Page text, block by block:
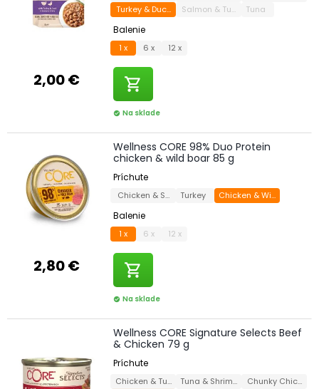
2,00 €
Turkey & Duck
Salmon & Tuna Tuna
Balenie
1 x 6 x 12 x
shopping_cart
check_circle Na sklade
2,80 €
Wellness CORE 98% Duo Protein
chicken & wild boar 85 g
Príchute
Chicken & SalmonTurkey Chicken & Wild Boar
Balenie
1 x 6 x 12 x
shopping_cart
check_circle Na sklade
Wellness CORE Signature Selects Beef
& Chicken 79 g
Príchute
Chicken & TurkeyTuna & Shrimp
Chunky Chicken